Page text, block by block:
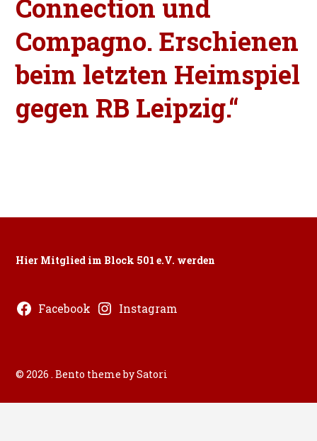
Connection und
Compagno. Erschienen
beim letzten Heimspiel
gegen RB Leipzig.“
Hier Mitglied im Block 501 e.V. werden
Facebook Instagram
© 2026 . Bento theme by Satori